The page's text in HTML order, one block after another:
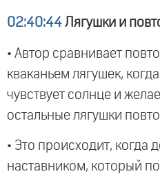
02:40:44 Лягушки и
• Автор сравнивает
кваканьем лягушек,
чувствует солнце и
остальные лягушки
• Это происходит, когда
наставником, который